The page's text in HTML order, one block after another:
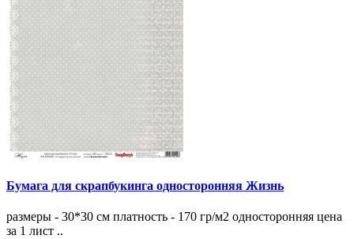
Бумага для скрапбукинга односторонняя Жизнь
размеры - 30*30 см платность - 170 гр/м2 односторонняя цена
за 1 лист ..